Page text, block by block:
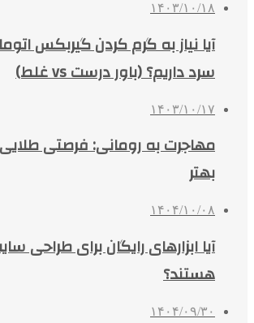
۱۴۰۳/۱۰/۱۸
آیا نیاز به گرم کردن گیربکس
سرد داریم؟ (باور درست vs غلط)
۱۴۰۳/۱۰/۱۷
مهاجرت به رومانی: فرصتی
بهتر
۱۴۰۴/۱۰/۰۸
آیا ابزارهای رایگان برای طراحی
هستند؟
۱۴۰۴/۰۹/۳۰